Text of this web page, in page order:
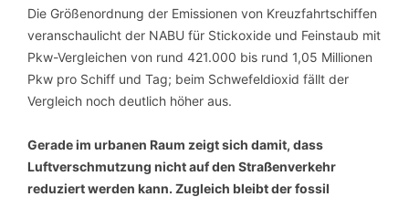
Die Größenordnung der Emissionen von Kreuzfahrtschiffen
veranschaulicht der NABU für Stickoxide und Feinstaub mit
Pkw-Vergleichen von rund 421.000 bis rund 1,05 Millionen
Pkw pro Schiff und Tag; beim Schwefeldioxid fällt der
Vergleich noch deutlich höher aus.
Gerade im urbanen Raum zeigt sich damit, dass
Luftverschmutzung nicht auf den Straßenverkehr
reduziert werden kann. Zugleich bleibt der fossil